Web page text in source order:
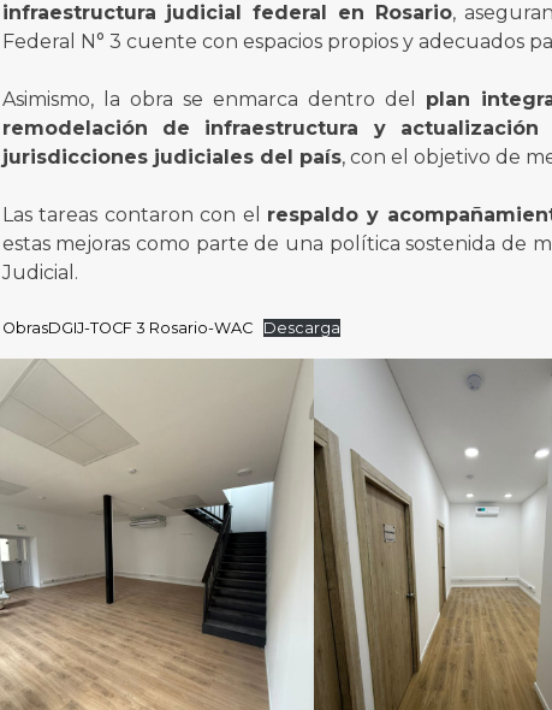
infraestructura judicial federal en Rosario,
Federal N° 3 cuente con espacios propios y adecuados
Asimismo, la obra se enmarca dentro del plan
remodelación de infraestructura y
jurisdicciones judiciales del país, con el objetivo de
Las tareas contaron con el respaldo y
estas mejoras como parte de una política sostenida de
Judicial.
ObrasDGIJ-TOCF 3 Rosario-WAC Descarga